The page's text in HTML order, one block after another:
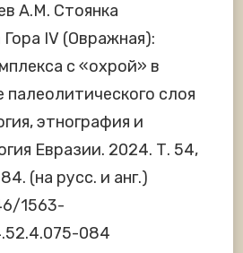
А.М. Стоянка
IV (Овражная):
с «охрой» в
палеолитического слоя
этнография и
Евразии. 2024. Т. 54,
(на русс. и анг.)
1563-
084